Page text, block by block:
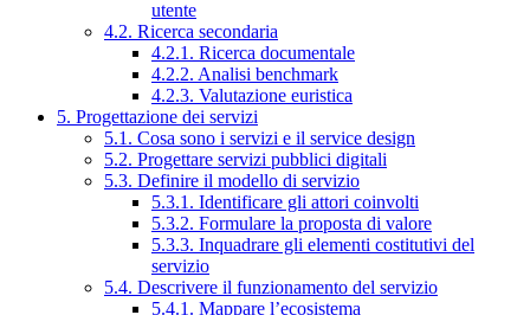
utente
4.2. Ricerca secondaria
4.2.1. Ricerca documentale
4.2.2. Analisi benchmark
4.2.3. Valutazione euristica
5. Progettazione dei servizi
5.1. Cosa sono i servizi e il service design
5.2. Progettare servizi pubblici digitali
5.3. Definire il modello di servizio
5.3.1. Identificare gli attori coinvolti
5.3.2. Formulare la proposta di valore
5.3.3. Inquadrare gli elementi costitutivi del
servizio
5.4. Descrivere il funzionamento del servizio
5.4.1. Mappare l’ecosistema